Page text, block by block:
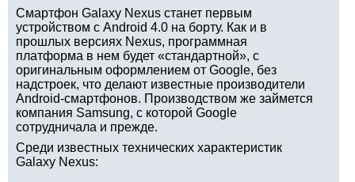
Смартфон Galaxy Nexus станет первым
устройством с Android 4.0 на борту. Как и в
прошлых версиях Nexus, программная
платформа в нем будет «стандартной», с
оригинальным оформлением от Google, без
надстроек, что делают известные производители
Android-смартфонов. Производством же займется
компания Samsung, с которой Google
сотрудничала и прежде.
Среди известных технических характеристик
Galaxy Nexus: